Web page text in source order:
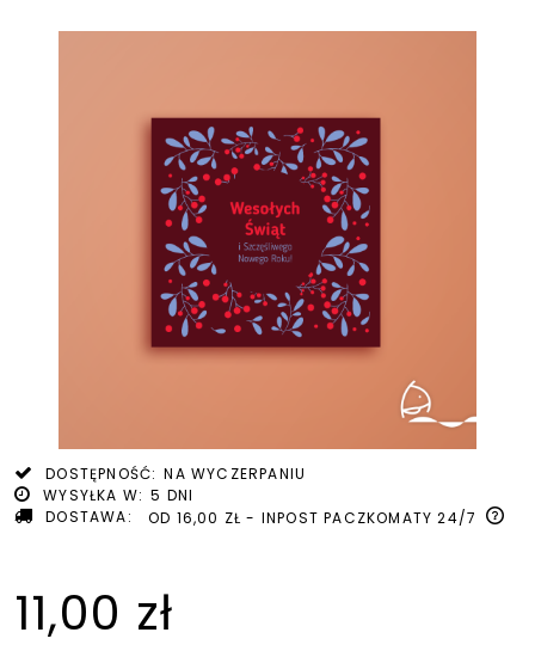
DOSTĘPNOŚĆ: NA WYCZERPANIU
WYSYŁKA W: 5 DNI
DOSTAWA:
OD 16,00 ZŁ - INPOST PACZKOMATY 24/7
11,00 zł